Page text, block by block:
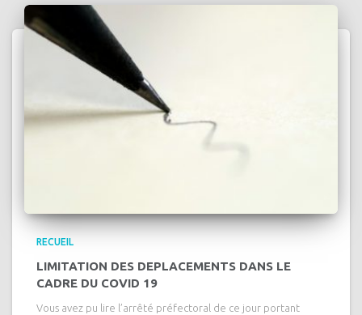
RECUEIL
LIMITATION DES DEPLACEMENTS DANS LE
CADRE DU COVID 19
Vous avez pu lire l’arrêté préfectoral de ce jour portant